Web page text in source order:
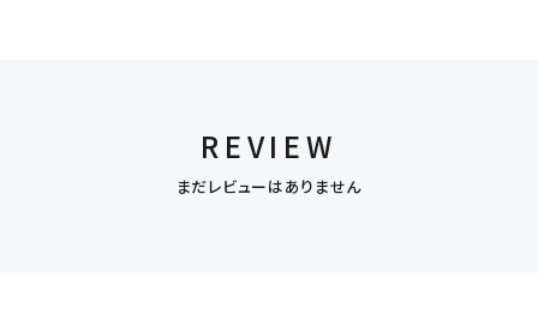
REVIEW
まだレビューはありません